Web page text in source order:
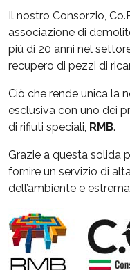
Il nostro Consorzio,
associazione di
più di 20 anni nel
recupero di pezzi di
Ciò che rende unica la
esclusiva con uno dei
di rifiuti speciali, RMB.
Grazie a questa solida
fornire un servizio di
dell’ambiente e